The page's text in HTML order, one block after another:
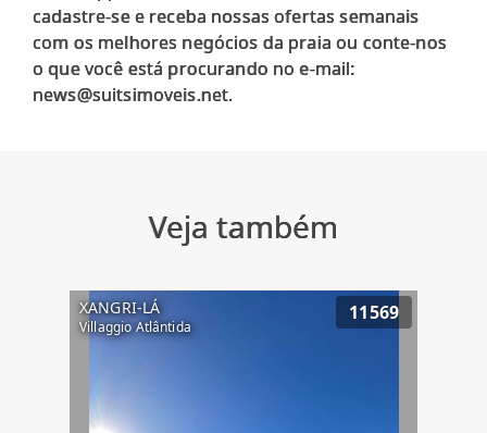
cadastre-se e receba nossas ofertas semanais
com os melhores negócios da praia ou conte-nos
o que você está procurando no e-mail:
Veja também
XANGRI-LÁ
Villaggio Atlântida
11569